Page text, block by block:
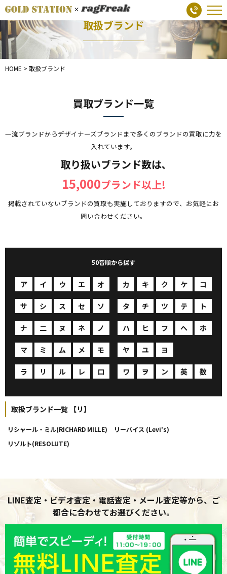
取扱ブランド
HOME > 取扱ブランド
買取ブランド一覧
一流ブランドからデザイナーズブランドまで多くのブランドの買取に力を
入れています。
取り扱いブランド数は､
15,000ブランド以上!
掲載されていないブランドの買取も実施しておりますので、お気軽にお
問い合わせください。
50音順から探す
ア イ ウ エ オ カ キ ク ケ コ
サ シ ス セ ソ タ チ ツ テ ト
ナ 二 ヌ ネ ノ ハ ヒ フ ヘ ホ
マ ミ ム メ モ ヤ ユ ヨ
ラ リ ル レ ロ ワ ヲ ン 英 数
取扱ブランド一覧 【リ】
リシャール・ミル(RICHARD MILLE)
リーバイス (Levi's)
リゾルト(RESOLUTE)
LINE査定・ビデオ査定・電話査定・メール査定等から、ご
都合に合わせてお選びください。